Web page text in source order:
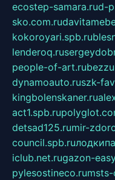
ecostep-samara.rud-
sko.com.ru
kokoroyari.spb.ru
lenderoq.ru
people-of-art.ru
dynamoauto.ruszk-
kingbolenskaner.ru
act1.spb.ru
detsad125.rumir-
council.spb.ru
iclub.net.rugazon-
pylesostineco.ru